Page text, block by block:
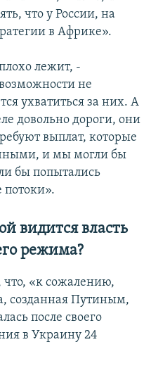
что у России, на
в Африке».
лежит, -
не
ухватиться за них. А
довольно дороги, они
выплат, которые
и мы могли бы
бы попытались
потоки».
видится власть
режима?
что, «к сожалению,
созданная Путиным,
после своего
в Украину 24